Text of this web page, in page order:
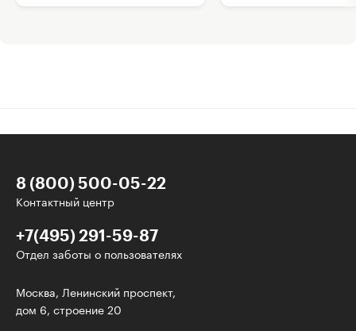
8 (800) 500-05-22
Контактный центр
+7(495) 291-59-87
Отдел заботы о пользователях
Москва, Ленинский проспект,
дом 6, строение 20
Интересное - на почту!
Выберите тему рассылки